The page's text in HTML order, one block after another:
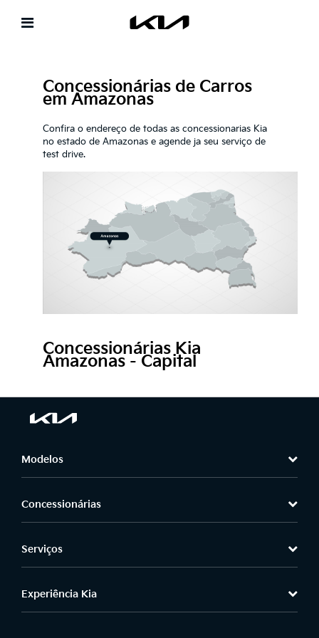
Concessionárias de Carros
em Amazonas
Confira o endereço de todas as concessionarias Kia
no estado de Amazonas e agende ja seu serviço de
test drive.
Concessionárias Kia
Amazonas - Capital
Modelos
Concessionárias
Serviços
Experiência Kia